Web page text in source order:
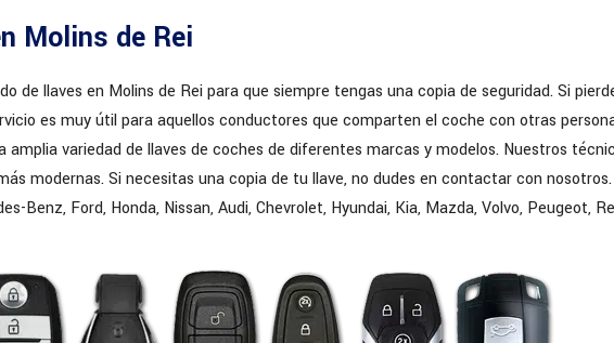
Molins de Rei
de llaves en Molins de Rei para que siempre tengas una copia de seguridad. Si
es muy útil para aquellos conductores que comparten el coche con otras
variedad de llaves de coches de diferentes marcas y modelos. Nuestros
modernas. Si necesitas una copia de tu llave, no dudes en contactar con
Benz, Ford, Honda, Nissan, Audi, Chevrolet, Hyundai, Kia, Mazda, Volvo, Peugeot,